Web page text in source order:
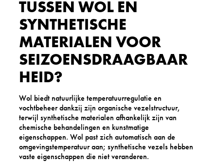
TUSSEN WOL EN
SYNTHETISCHE
MATERIALEN VOOR
SEIZOENSDRAAGBAAR
HEID?
Wol biedt natuurlijke temperatuurregulatie en
vochtbeheer dankzij zijn organische vezelstructuur,
terwijl synthetische materialen afhankelijk zijn van
chemische behandelingen en kunstmatige
eigenschappen. Wol past zich automatisch aan de
omgevingstemperatuur aan; synthetische vezels hebben
vaste eigenschappen die niet veranderen.